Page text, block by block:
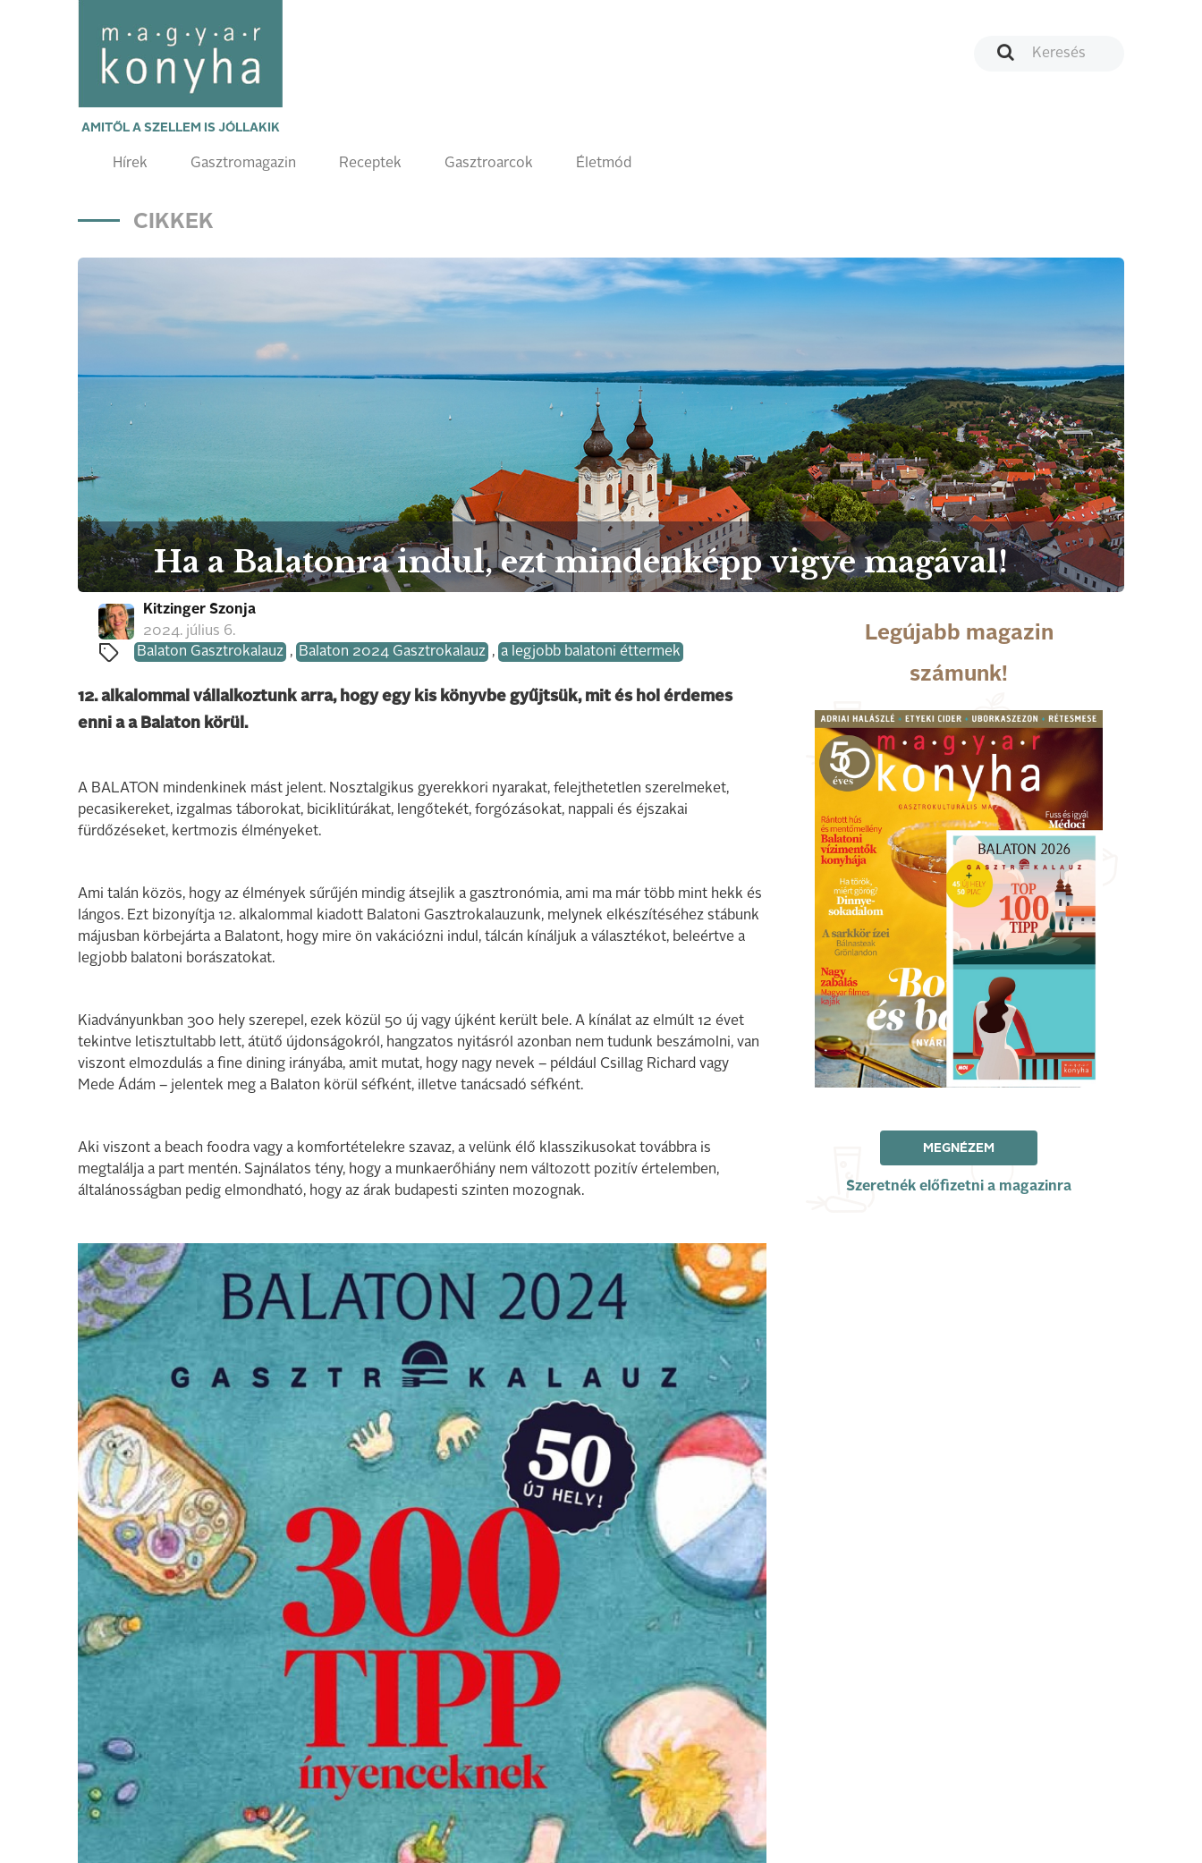
AMITŐL A SZELLEM IS JÓLLAKIK
Hírek Gasztromagazin Receptek Gasztroarcok Életmód
CIKKEK
Ha a Balatonra indul, ezt mindenképp vigye magával!
Kitzinger Szonja
2024. július 6.
Balaton Gasztrokalauz , Balaton 2024 Gasztrokalauz , a legjobb balatoni éttermek
12. alkalommal vállalkoztunk arra, hogy egy kis könyvbe gyűjtsük, mit és hol érdemes
enni a a Balaton körül.
A BALATON mindenkinek mást jelent. Nosztalgikus gyerekkori nyarakat, felejthetetlen szerelmeket,
pecasikereket, izgalmas táborokat, biciklitúrákat, lengőtekét, forgózásokat, nappali és éjszakai
fürdőzéseket, kertmozis élményeket.
Ami talán közös, hogy az élmények sűrűjén mindig átsejlik a gasztronómia, ami ma már több mint hekk és
lángos. Ezt bizonyítja 12. alkalommal kiadott Balatoni Gasztrokalauzunk, melynek elkészítéséhez stábunk
májusban körbejárta a Balatont, hogy mire ön vakációzni indul, tálcán kínáljuk a választékot, beleértve a
legjobb balatoni borászatokat.
Kiadványunkban 300 hely szerepel, ezek közül 50 új vagy újként került bele. A kínálat az elmúlt 12 évet
tekintve letisztultabb lett, átütő újdonságokról, hangzatos nyitásról azonban nem tudunk beszámolni, van
viszont elmozdulás a fine dining irányába, amit mutat, hogy nagy nevek – például Csillag Richard vagy
Mede Ádám – jelentek meg a Balaton körül séfként, illetve tanácsadó séfként.
Aki viszont a beach foodra vagy a komfortételekre szavaz, a velünk élő klasszikusokat továbbra is
megtalálja a part mentén. Sajnálatos tény, hogy a munkaerőhiány nem változott pozitív értelemben,
általánosságban pedig elmondható, hogy az árak budapesti szinten mozognak.
Legújabb magazin
számunk!
MEGNÉZEM
Szeretnék előfizetni a magazinra